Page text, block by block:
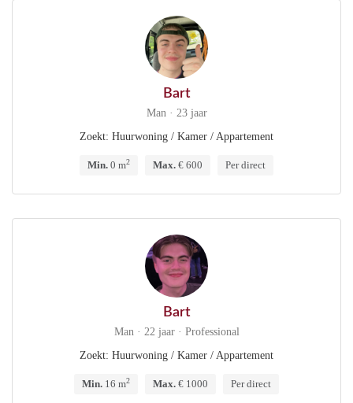
Bart
Man · 23 jaar
Zoekt: Huurwoning / Kamer / Appartement
Min. 0 m2 Max. € 600 Per direct
Bart
Man · 22 jaar · Professional
Zoekt: Huurwoning / Kamer / Appartement
Min. 16 m2 Max. € 1000 Per direct